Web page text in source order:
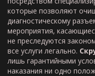
которые позволяют
диагностическому
мероприятия,
не преследуются
все услуги легально.
лишь гарантийными
наказания ни одно